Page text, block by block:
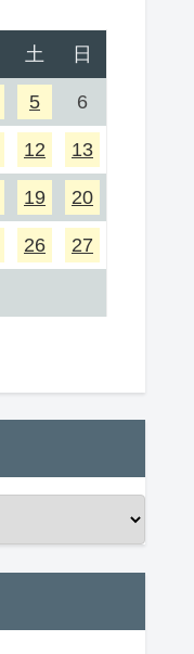
土 日
5 6
12 13
19 20
26 27